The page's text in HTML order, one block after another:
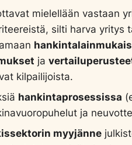
mielellään vastaan
silti harva yritys
ja
kilpailijoista.
hankintaprosessissa
ja
myyjänne